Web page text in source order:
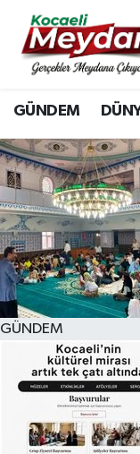
GÜNDEM
GÜNDEM
Nöbetçi
Hava
Trafik
Süper Lig
Tüm
Son Dakika
Haber Arşivi